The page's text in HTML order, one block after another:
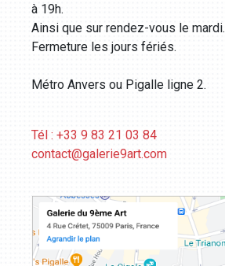
à 19h.
Ainsi que sur rendez-vous le mardi.
Fermeture les jours fériés.
Métro Anvers ou Pigalle ligne 2.
Tél : +33 9 83 21 03 84
contact@galerie9art.com